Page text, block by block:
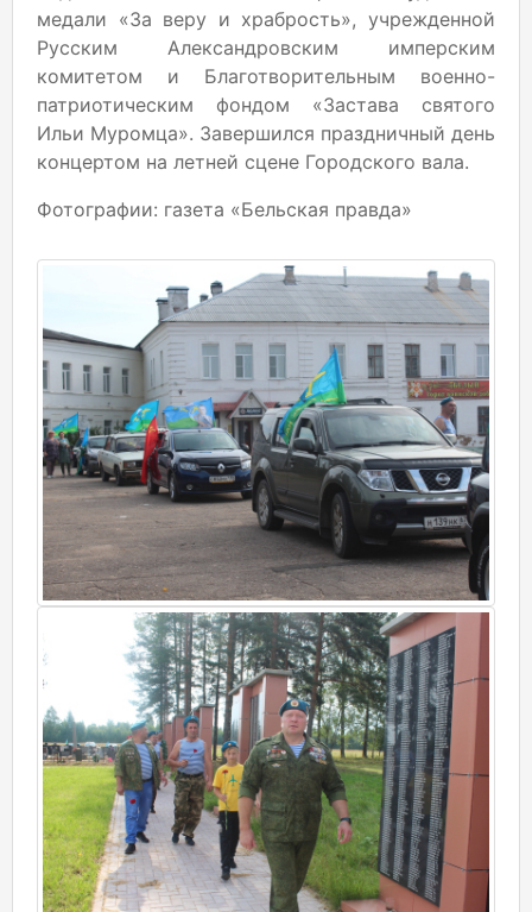
медали «За веру и храбрость», учрежденной
Русским Александровским имперским
комитетом и Благотворительным военно-
патриотическим фондом «Застава святого
Ильи Муромца». Завершился праздничный день
концертом на летней сцене Городского вала.
Фотографии: газета «Бельская правда»